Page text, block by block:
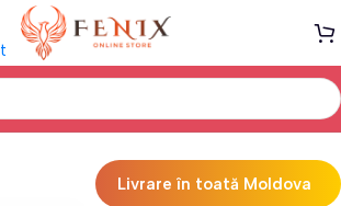
BUCĂTĂRIE Bucătării modulare
Livrare în toată Moldova